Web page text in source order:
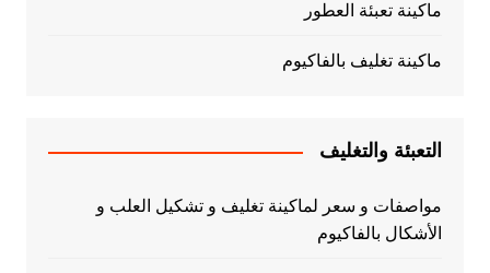
ماكينة تعبئة العطور
ماكينة تغليف بالفاكيوم
التعبئة والتغليف
مواصفات و سعر لماكينة تغليف و تشكيل العلب و
الأشكال بالفاكيوم